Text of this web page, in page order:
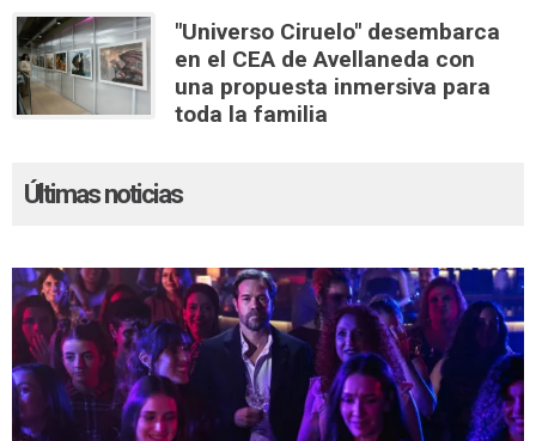
"Universo Ciruelo" desembarca
en el CEA de Avellaneda con
una propuesta inmersiva para
toda la familia
Últimas noticias